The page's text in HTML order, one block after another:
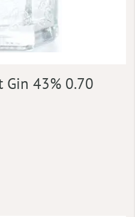
Gin 43% 0.70